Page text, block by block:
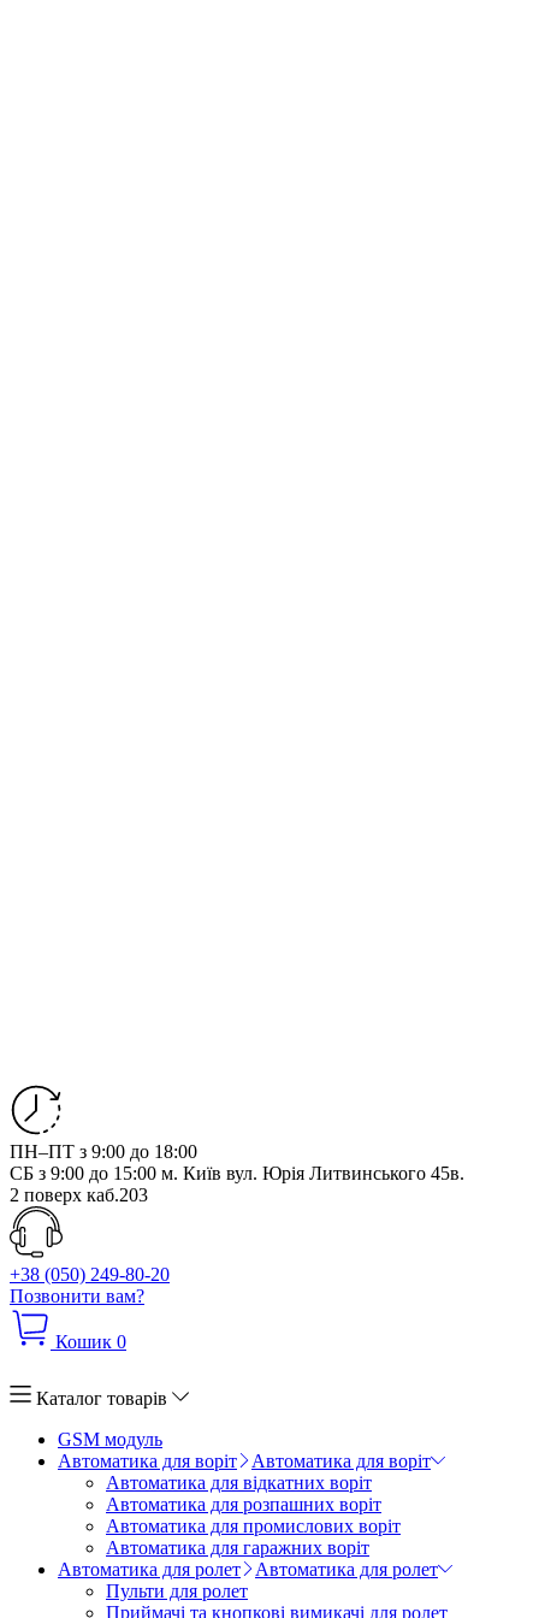
ПН–ПТ з 9:00 до 18:00
СБ з 9:00 до 15:00 м. Київ вул. Юрія Литвинського 45в.
2 поверх каб.203
+38 (050) 249-80-20
Позвонити вам?
Кошик 0
Каталог товарів
GSM модуль
Автоматика для воріт
Автоматика для воріт
Автоматика для відкатних воріт
Автоматика для розпашних воріт
Автоматика для промислових воріт
Автоматика для гаражних воріт
Автоматика для ролет
Автоматика для ролет
Пульти для ролет
Приймачі та кнопкові вимикачі для ролет